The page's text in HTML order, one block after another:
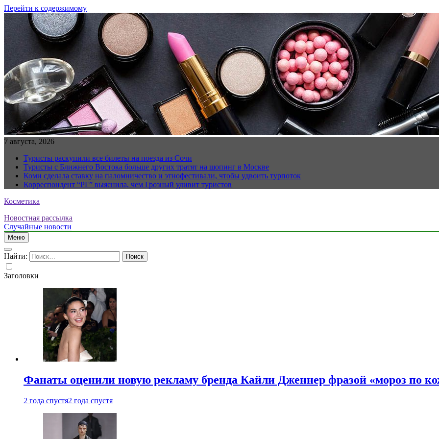
Перейти к содержимому
7 августа, 2026
Туристы раскупили все билеты на поезда из Сочи
Туристы с Ближнего Востока больше других тратят на шопинг в Москве
Коми сделала ставку на паломничество и этнофестивали, чтобы удвоить турпоток
Корреспондент “РГ” выяснила, чем Грозный удивит туристов
Косметика
Новостная рассылка
Случайные новости
Меню
Найти:
Заголовки
Фанаты оценили новую рекламу бренда Кайли Дженнер фразой «мороз по
2 года спустя2 года спустя